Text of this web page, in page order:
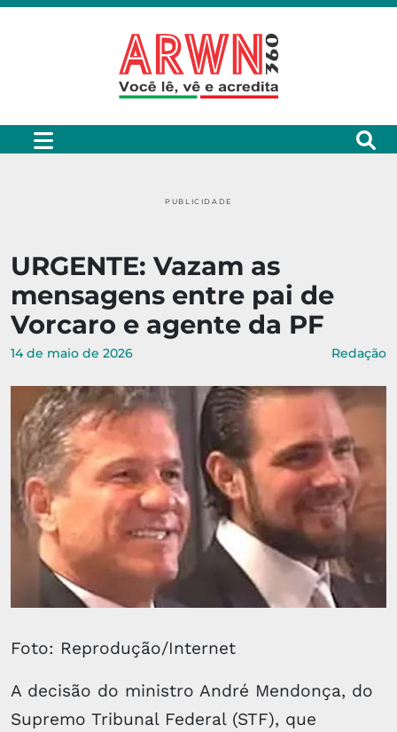
PUBLICIDADE
URGENTE: Vazam as
mensagens entre pai de
Vorcaro e agente da PF
14 de maio de 2026 Redação
Foto: Reprodução/Internet
A decisão do ministro André Mendonça, do
Supremo Tribunal Federal (STF), que